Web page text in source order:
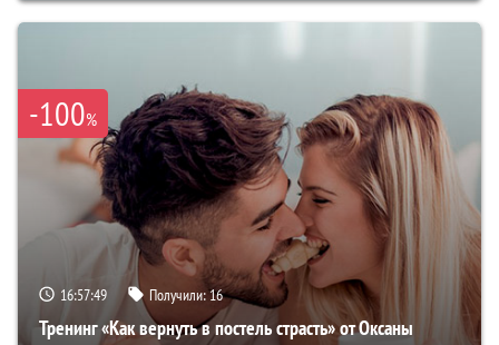
-100%
16:57:48 Получили:16
Тренинг «Как вернуть в постель страсть» от Оксаны